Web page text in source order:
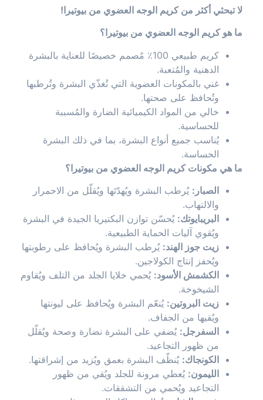
لا تبحثي أكثر من كريم الوجه العضوي من بيوتيرا!
ما هو كريم الوجه العضوي من بيوتيرا؟
كريم طبيعي 100٪ مُصمم خصيصًا للعناية بالبشرة
الدهنية والمُتعبة.
غني بالمكونات العضوية التي تُغذّي البشرة وتُرطبها
وتُحافظ على صحتها.
خالي من المواد الكيميائية الضارة والمُسببة
للحساسية.
يُناسب جميع أنواع البشرة، بما في ذلك البشرة
الحساسة.
ما هي مكونات كريم الوجه العضوي من بيوتيرا؟
الصبار: يُرطب البشرة ويُهدّئها ويُقلّل من الاحمرار
والالتهاب.
البريبايوتك: يُحسّن توازن البكتيريا الجيدة في البشرة
ويُقوي آليات الحماية الطبيعية.
زيت جوز الهند: يُرطب البشرة ويُحافظ على رطوبتها
ويُحفز إنتاج الكولاجين.
الكشمش الأسود: يُحمي خلايا الجلد من التلف ويُقاوم
الشيخوخة.
زيت البروتين: يُنعّم البشرة ويُحافظ على ليونتها
ويُقيها من الجفاف.
السفرجل: يُضفي على البشرة نضارة وصحة ويُقلّل
من ظهور التجاعيد.
الكونجاك: يُنظّف البشرة بعمق ويُزيد من إشراقتها.
الليمون: يُعطي مرونة للجلد ويُقي من ظهور
التجاعيد ويُحمي من التشققات.